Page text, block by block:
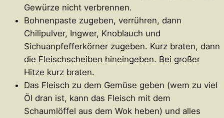
Gewürze nicht verbrennen.
Bohnenpaste zugeben, verrühren, dann
Chilipulver, Ingwer, Knoblauch und
Sichuanpfefferkörner zugeben. Kurz braten, dann
die Fleischscheiben hineingeben. Bei großer
Hitze kurz braten.
Das Fleisch zu dem Gemüse geben (wem zu viel
Öl dran ist, kann das Fleisch mit dem
Schaumlöffel aus dem Wok heben) und alles